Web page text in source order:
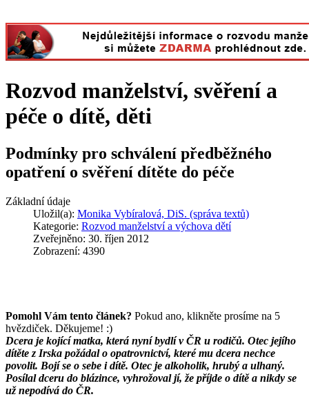
Rozvod manželství, svěření a
péče o dítě, děti
Podmínky pro schválení předběžného
opatření o svěření dítěte do péče
Základní údaje
Uložil(a): Monika Vybíralová, DiS. (správa textů)
Kategorie: Rozvod manželství a výchova dětí
Zveřejněno: 30. říjen 2012
Zobrazení: 4390
Pomohl Vám tento článek? Pokud ano, klikněte prosíme na 5
hvězdiček. Děkujeme! :)
Dcera je kojící matka, která nyní bydlí v ČR u rodičů. Otec jejího
dítěte z Irska požádal o opatrovnictví, které mu dcera nechce
povolit. Bojí se o sebe i dítě. Otec je alkoholik, hrubý a ulhaný.
Posílal dceru do blázince, vyhrožoval jí, že příjde o dítě a nikdy se
už nepodívá do ČR.